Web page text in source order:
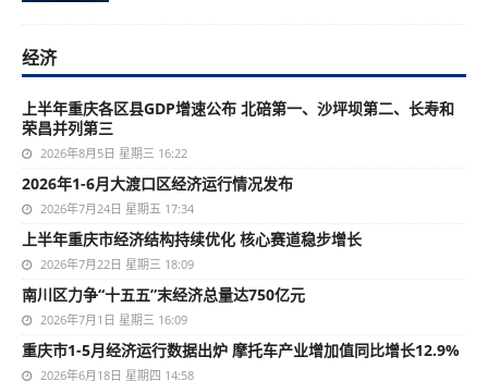
经济
上半年重庆各区县GDP增速公布 北碚第一、沙坪坝第二、长寿和
荣昌并列第三
2026年8月5日 星期三 16:22
2026年1-6月大渡口区经济运行情况发布
2026年7月24日 星期五 17:34
上半年重庆市经济结构持续优化 核心赛道稳步增长
2026年7月22日 星期三 18:09
南川区力争“十五五”末经济总量达750亿元
2026年7月1日 星期三 16:09
重庆市1-5月经济运行数据出炉 摩托车产业增加值同比增长12.9%
2026年6月18日 星期四 14:58